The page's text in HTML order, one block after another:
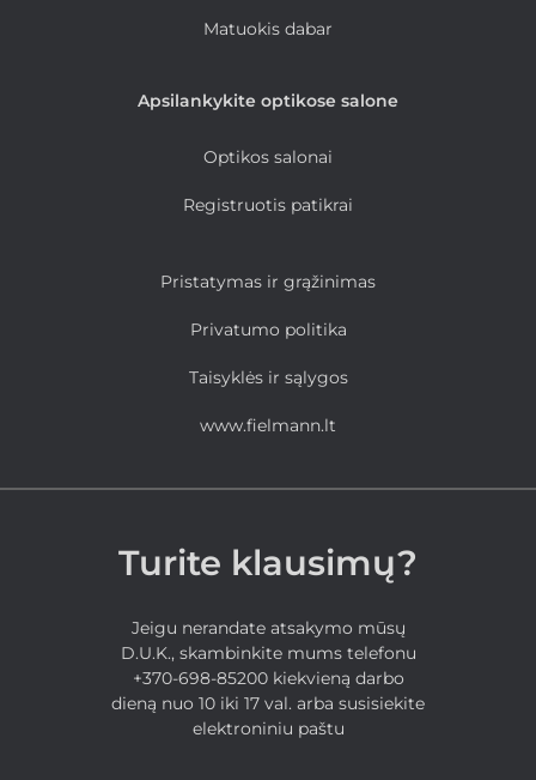
Matuokis dabar
Apsilankykite optikose salone
Optikos salonai
Registruotis patikrai
Pristatymas ir grąžinimas
Privatumo politika
Taisyklės ir sąlygos
www.fielmann.lt
Turite klausimų?
Jeigu nerandate atsakymo mūsų
D.U.K., skambinkite mums telefonu
+370-698-85200 kiekvieną darbo
dieną nuo 10 iki 17 val. arba susisiekite
elektroniniu paštu